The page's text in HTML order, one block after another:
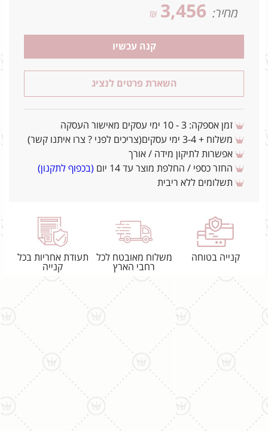
מחיר: 3,456
₪
קנה עכשיו
השארת פרטים לנציג
זמן אספקה: 3 - 10 ימי עסקים מאישור העסקה
משלוח + 3-4 ימי עסקים(צריכים לפני ? צרו איתנו קשר)
אפשרות לתיקון מידה / אורך
החזר כספי / החלפת מוצר עד 14 יום
(בכפוף לתקנון)
תשלומים ללא ריבית
קנייה בטוחה
משלוח מאובטח לכל
רחבי הארץ
תעודת אחריות בכל
קנייה